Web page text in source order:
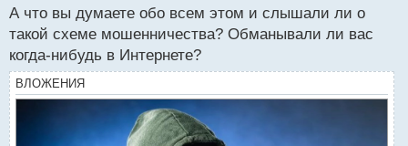
А что вы думаете обо всем этом и слышали ли о
такой схеме мошенничества? Обманывали ли вас
когда-нибудь в Интернете?
ВЛОЖЕНИЯ